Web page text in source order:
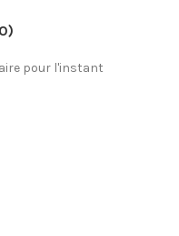
pour l'instant